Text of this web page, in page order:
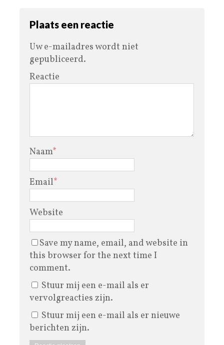
Plaats een reactie
Uw e-mailadres wordt niet
gepubliceerd.
Reactie
Naam*
Email*
Website
Save my name, email, and website in
this browser for the next time I
comment.
Stuur mij een e-mail als er
vervolgreacties zijn.
Stuur mij een e-mail als er nieuwe
berichten zijn.